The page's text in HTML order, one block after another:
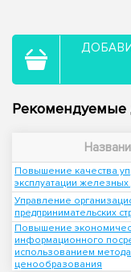
Рекомендуемые
Повышение качества
эксплуатации железных
Управление
предпринимательских
Повышение
информационного
использованием
ценообразования